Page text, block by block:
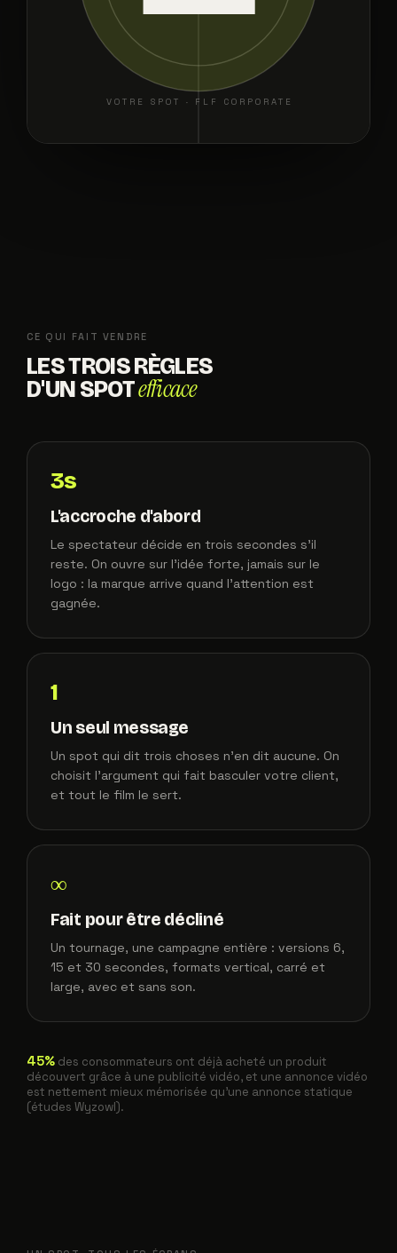
VOTRE SPOT · FLF CORPORATE
CE QUI FAIT VENDRE
LES TROIS RÈGLES
D'UN SPOTefficace
3s
L'accroche d'abord
Le spectateur décide en trois secondes s'il
reste. On ouvre sur l'idée forte, jamais sur le
logo : la marque arrive quand l'attention est
gagnée.
1
Un seul message
Un spot qui dit trois choses n'en dit aucune. On
choisit l'argument qui fait basculer votre client,
et tout le film le sert.
∞
Fait pour être décliné
Un tournage, une campagne entière : versions 6,
15 et 30 secondes, formats vertical, carré et
large, avec et sans son.
45% des consommateurs ont déjà acheté un produit
découvert grâce à une publicité vidéo, et une annonce vidéo
est nettement mieux mémorisée qu'une annonce statique
(études Wyzowl).